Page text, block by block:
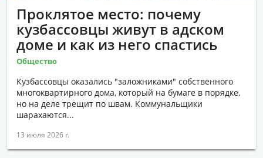
Проклятое место: почему
кузбассовцы живут в адском
доме и как из него спастись
Общество
Кузбассовцы оказались "заложниками" собственного
многоквартирного дома, который на бумаге в порядке,
но на деле трещит по швам. Коммунальщики
шарахаются...
13 июля 2026 г.